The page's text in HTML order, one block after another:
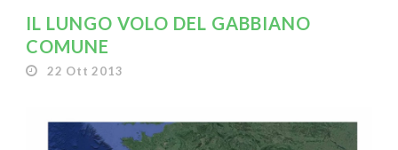
IL LUNGO VOLO DEL GABBIANO
COMUNE
22 Ott 2013